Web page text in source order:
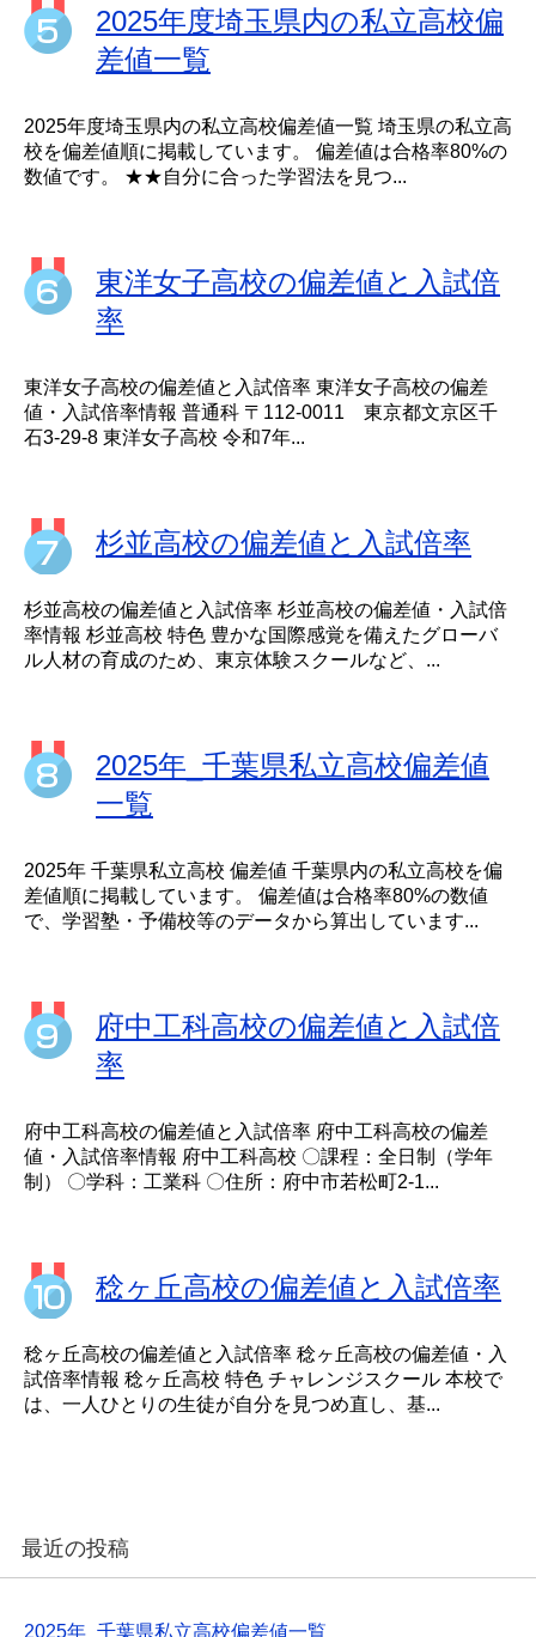
2025年度埼玉県内の私立高校偏
差値一覧
2025年度埼玉県内の私立高校偏差値一覧 埼玉県の私立高
校を偏差値順に掲載しています。 偏差値は合格率80%の
数値です。 ★★自分に合った学習法を見つ...
東洋女子高校の偏差値と入試倍
率
東洋女子高校の偏差値と入試倍率 東洋女子高校の偏差
値・入試倍率情報 普通科 〒112-0011 東京都文京区千
石3-29-8 東洋女子高校 令和7年...
杉並高校の偏差値と入試倍率
杉並高校の偏差値と入試倍率 杉並高校の偏差値・入試倍
率情報 杉並高校 特色 豊かな国際感覚を備えたグローバ
ル人材の育成のため、東京体験スクールなど、...
2025年_千葉県私立高校偏差値
一覧
2025年 千葉県私立高校 偏差値 千葉県内の私立高校を偏
差値順に掲載しています。 偏差値は合格率80%の数値
で、学習塾・予備校等のデータから算出しています...
府中工科高校の偏差値と入試倍
率
府中工科高校の偏差値と入試倍率 府中工科高校の偏差
値・入試倍率情報 府中工科高校 〇課程：全日制（学年
制） 〇学科：工業科 〇住所：府中市若松町2-1...
稔ヶ丘高校の偏差値と入試倍率
稔ヶ丘高校の偏差値と入試倍率 稔ヶ丘高校の偏差値・入
試倍率情報 稔ヶ丘高校 特色 チャレンジスクール 本校で
は、一人ひとりの生徒が自分を見つめ直し、基...
最近の投稿
2025年_千葉県私立高校偏差値一覧